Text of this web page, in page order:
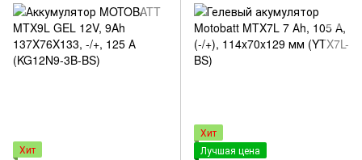
Хит
Хит
Лучшая цена